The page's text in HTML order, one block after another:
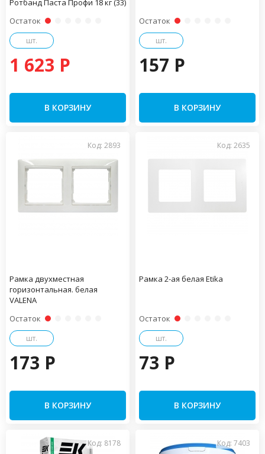
Ротбанд Паста Профи 18 кг (33)
Остаток
шт.
1 623 P
В КОРЗИНУ
Остаток
шт.
157 P
В КОРЗИНУ
Код: 2893
Рамка двухместная
горизонтальная. белая
VALENA
Остаток
шт.
173 P
В КОРЗИНУ
Код: 2635
Рамка 2-ая белая Etika
Остаток
шт.
73 P
В КОРЗИНУ
Код: 8178 Код: 7403